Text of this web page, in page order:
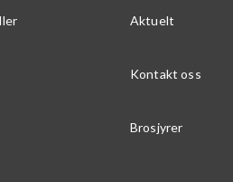
Aktuelt
Kontakt oss
Brosjyrer